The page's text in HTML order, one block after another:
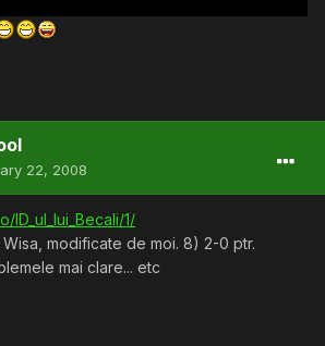
22, 2008
1/
modificate de moi. 8) 2-0 ptr.
mai clare... etc